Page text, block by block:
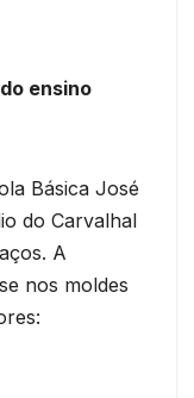
ensino
Básica José
do Carvalhal
A
nos moldes